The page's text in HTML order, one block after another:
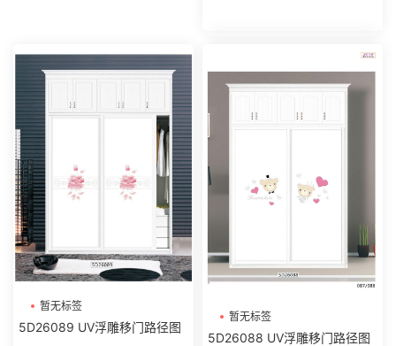
暂无标签
5D26089 UV浮雕移门路径图
暂无标签
5D26088 UV浮雕移门路径图